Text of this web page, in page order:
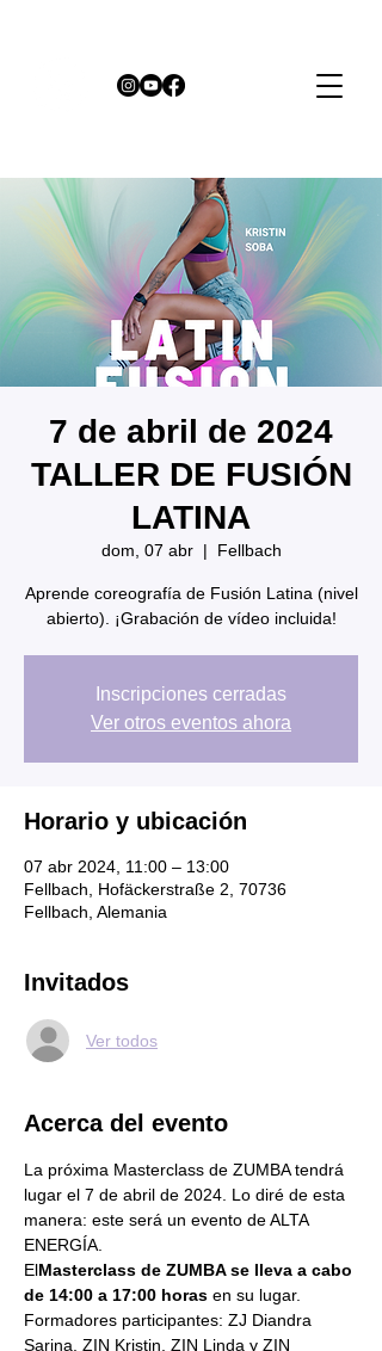
7 de abril de 2024
TALLER DE FUSIÓN
LATINA
dom, 07 abr
  |
Fellbach
Aprende coreografía de Fusión Latina (nivel
abierto). ¡Grabación de vídeo incluida!
Inscripciones cerradas
Ver otros eventos ahora
Horario y ubicación
07 abr 2024, 11:00 – 13:00
Fellbach, Hofäckerstraße 2, 70736
Fellbach, Alemania
Invitados
Ver todos
Acerca del evento
La próxima Masterclass de ZUMBA tendrá
lugar el 7 de abril de 2024. Lo diré de esta
manera: este será un evento de ALTA
ENERGÍA.
ElMasterclass de ZUMBA se lleva a cabo
de 14:00 a 17:00 horas en su lugar.
Formadores participantes: ZJ Diandra
Sarina, ZIN Kristin, ZIN Linda y ZIN